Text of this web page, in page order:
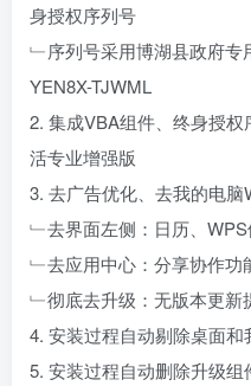
身授权序列号
﹂序列号采用博湖县政府专
YEN8X-TJWML
2. 集成VBA组件、终身授
活专业增强版
3. 去广告优化、去我的电
﹂去界面左侧：日历、
﹂去应用中心：分享协作功
﹂彻底去升级：无版本更
4. 安装过程自动剔除桌面
5. 安装过程自动删除升级